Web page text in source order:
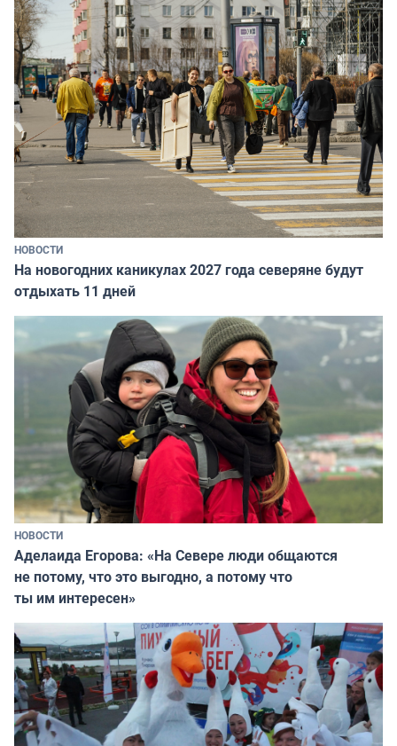
НОВОСТИ
На новогодних каникулах 2027 года северяне будут
отдыхать 11 дней
НОВОСТИ
Аделаида Егорова: «На Севере люди общаются
не потому, что это выгодно, а потому что
ты им интересен»